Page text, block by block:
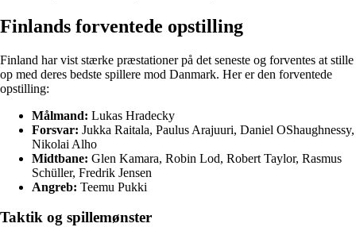
Finlands forventede opstilling
Finland har vist stærke præstationer på det seneste og forventes at stille
op med deres bedste spillere mod Danmark. Her er den forventede
opstilling:
Målmand: Lukas Hradecky
Forsvar: Jukka Raitala, Paulus Arajuuri, Daniel OShaughnessy,
Nikolai Alho
Midtbane: Glen Kamara, Robin Lod, Robert Taylor, Rasmus
Schüller, Fredrik Jensen
Angreb: Teemu Pukki
Taktik og spillemønster